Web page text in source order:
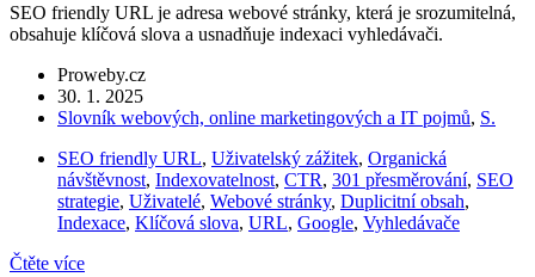
SEO friendly URL je adresa webové stránky, která je srozumitelná,
obsahuje klíčová slova a usnadňuje indexaci vyhledávači.
Proweby.cz
30. 1. 2025
Slovník webových, online marketingových a IT pojmů, S.
SEO friendly URL, Uživatelský zážitek, Organická
návštěvnost, Indexovatelnost, CTR, 301 přesměrování, SEO
strategie, Uživatelé, Webové stránky, Duplicitní obsah,
Indexace, Klíčová slova, URL, Google, Vyhledávače
Čtěte více